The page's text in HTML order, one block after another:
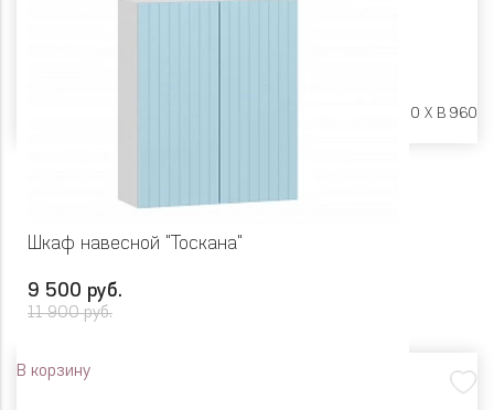
Ш 600 X Г 600 X В 960
Шкаф навесной "Тоскана"
9 500 руб.
11 900 руб.
В корзину